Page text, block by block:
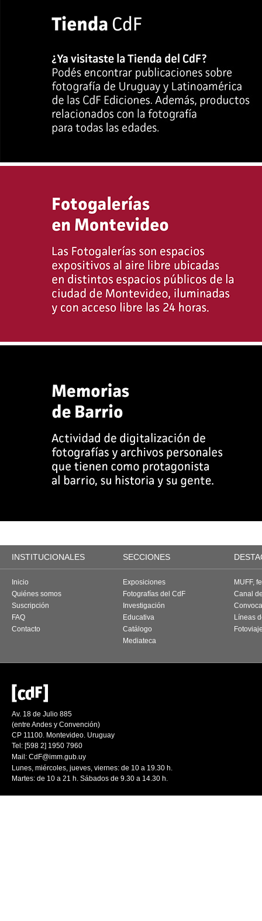
INSTITUCIONALES SECCIONES
Inicio
Quiénes somos
Suscripción
FAQ
Contacto
Exposiciones
Fotografías del CdF
Investigación
Educativa
Catálogo
Mediateca
MUFF,
Canal
Líneas
Av. 18 de Julio 885
(entre Andes y Convención)
CP 11100. Montevideo. Uruguay
Tel: [598 2] 1950 7960
Mail: CdF@imm.gub.uy
Lunes, miércoles, jueves, viernes: de 10 a 19.30 h.
Martes: de 10 a 21 h. Sábados de 9.30 a 14.30 h.